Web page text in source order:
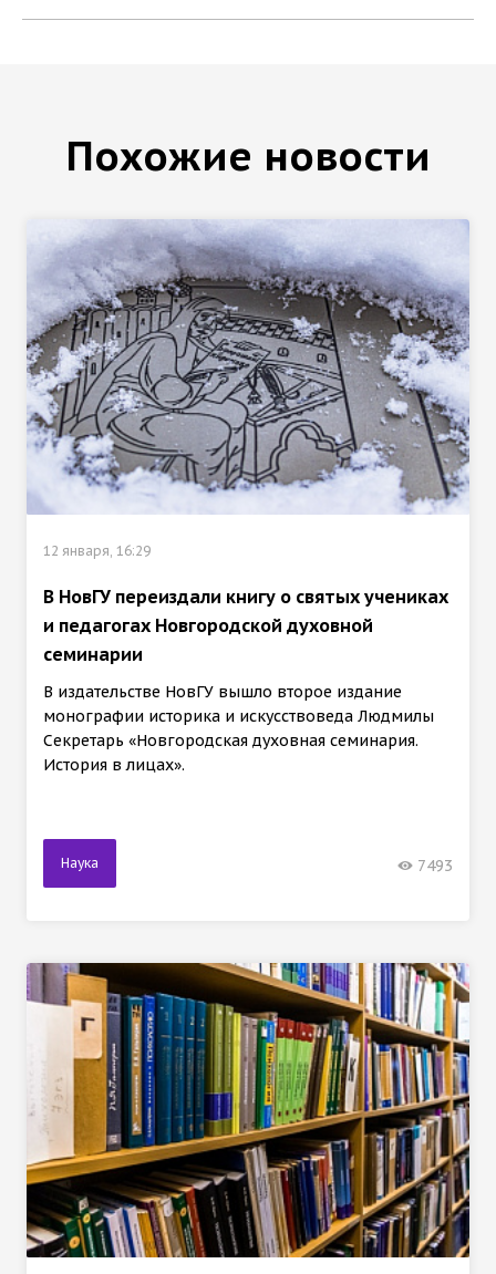
Похожие новости
12 января, 16:29
В НовГУ переиздали книгу о святых учениках
и педагогах Новгородской духовной
семинарии
В издательстве НовГУ вышло второе издание
монографии историка и искусствоведа Людмилы
Секретарь «Новгородская духовная семинария.
История в лицах».
Наука 7493